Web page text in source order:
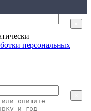
персональных